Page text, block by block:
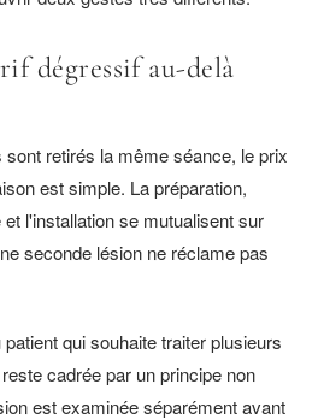
dégressif au-delà
retirés la même séance, le prix
est simple. La préparation,
l'installation se mutualisent sur
seconde lésion ne réclame pas
qui souhaite traiter plusieurs
cadrée par un principe non
est examinée séparément avant